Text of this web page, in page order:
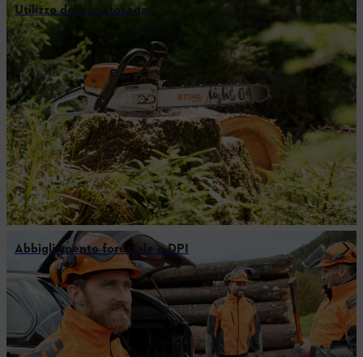
Utilizzo della motosega
Abbigliamento forestale e DPI